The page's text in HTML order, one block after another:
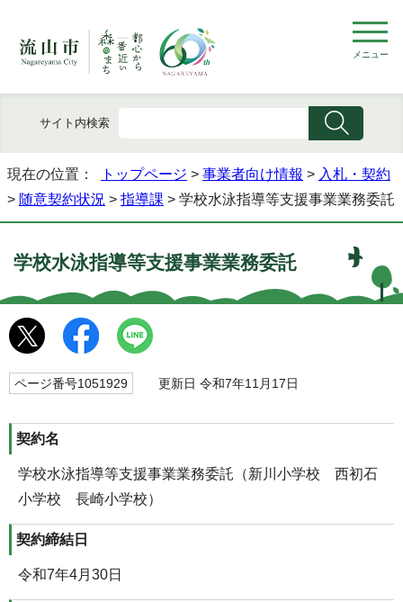
メニュー
サイト内検索
現在の位置： トップページ > 事業者向け情報 > 入札・契約
> 随意契約状況 > 指導課 > 学校水泳指導等支援事業業務委託
学校水泳指導等支援事業業務委託
ページ番号1051929 更新日 令和7年11月17日
契約名
学校水泳指導等支援事業業務委託（新川小学校 西初石
小学校 長崎小学校）
契約締結日
令和7年4月30日